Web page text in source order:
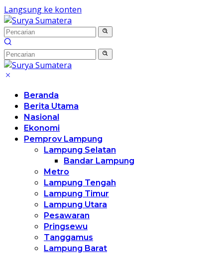
Langsung ke konten
Beranda
Berita Utama
Nasional
Ekonomi
Pemprov Lampung
Lampung Selatan
Bandar Lampung
Metro
Lampung Tengah
Lampung Timur
Lampung Utara
Pesawaran
Pringsewu
Tanggamus
Lampung Barat